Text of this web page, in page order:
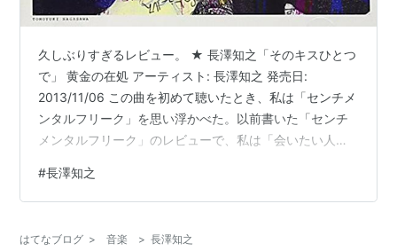
久しぶりすぎるレビュー。 ★ 長澤知之「そのキスひとつ
で」 黄金の在処 アーティスト: 長澤知之 発売日:
2013/11/06 この曲を初めて聴いたとき、私は「センチメ
ンタルフリーク」を思い浮かべた。以前書いた「センチ
メンタルフリーク」のレビューで、私は「会いたい人」
この「そのキスひとつで」はその先のお話のように思え
てね。現実世界では会いたい人に出会えず、会えなさす
という妄想。外に求めていたのに、結局内から出られて
#長澤知之
はてなブログ > 音楽 > 長澤知之